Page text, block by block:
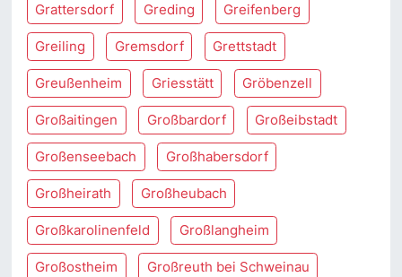
Grattersdorf Greding Greifenberg
Greiling Gremsdorf Grettstadt
Greußenheim Griesstätt Gröbenzell
Großaitingen Großbardorf Großeibstadt
Großenseebach Großhabersdorf
Großheirath Großheubach
Großkarolinenfeld Großlangheim
Großostheim Großreuth bei Schweinau